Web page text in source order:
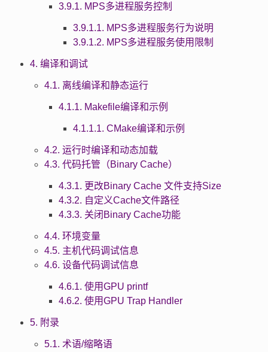
3.9.1. MPS多进程服务控制
3.9.1.1. MPS多进程服务行为说明
3.9.1.2. MPS多进程服务使用限制
4. 编译和调试
4.1. 离线编译和静态运行
4.1.1. Makefile编译和示例
4.1.1.1. CMake编译和示例
4.2. 运行时编译和动态加载
4.3. 代码托管（Binary Cache）
4.3.1. 更改Binary Cache 文件支持Size
4.3.2. 自定义Cache文件路径
4.3.3. 关闭Binary Cache功能
4.4. 环境变量
4.5. 主机代码调试信息
4.6. 设备代码调试信息
4.6.1. 使用GPU printf
4.6.2. 使用GPU Trap Handler
5. 附录
5.1. 术语/缩略语